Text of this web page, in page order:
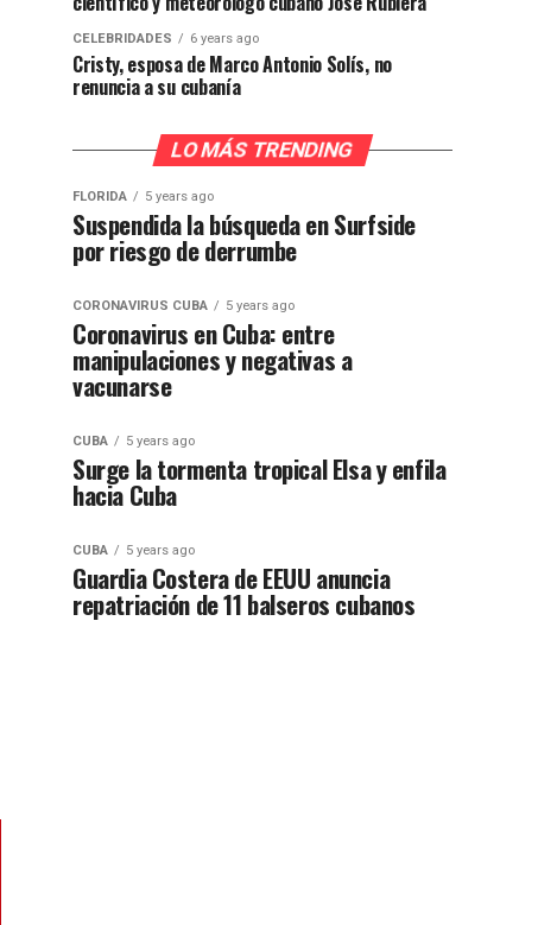
CELEBRIDADES 6 years ago
Cristy, esposa de Marco Antonio Solís, no
renuncia a su cubanía
LO MÁS TRENDING
FLORIDA 5 years ago
Suspendida la búsqueda en Surfside
por riesgo de derrumbe
CORONAVIRUS CUBA 5 years ago
Coronavirus en Cuba: entre
manipulaciones y negativas a
vacunarse
CUBA 5 years ago
Surge la tormenta tropical Elsa y enfila
hacia Cuba
CUBA 5 years ago
Guardia Costera de EEUU anuncia
repatriación de 11 balseros cubanos